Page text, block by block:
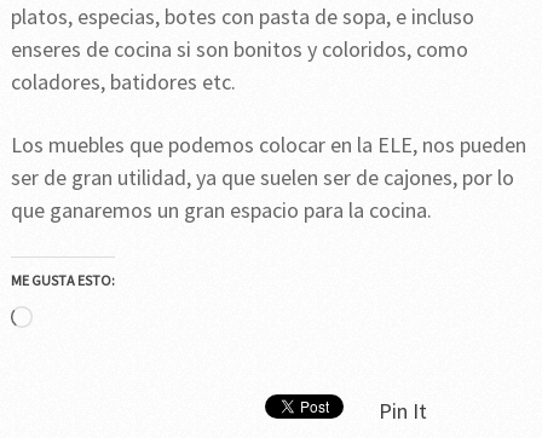
platos, especias, botes con pasta de sopa, e incluso
enseres de cocina si son bonitos y coloridos, como
coladores, batidores etc.
Los muebles que podemos colocar en la ELE, nos pueden
ser de gran utilidad, ya que suelen ser de cajones, por lo
que ganaremos un gran espacio para la cocina.
ME GUSTA ESTO:
Cargando...
Pin It